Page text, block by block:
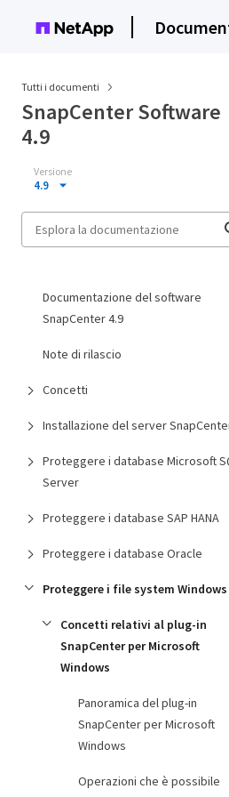
Tutti i documenti
SnapCenter Software
4.9
Versione
4.9
Documentazione del software
SnapCenter 4.9
Note di rilascio
Concetti
Installazione del server
Proteggere i database Microsoft
Server
Proteggere i database SAP HANA
Proteggere i database Oracle
Proteggere i file system Windows
Concetti relativi al plug-in
SnapCenter per Microsoft
Windows
Panoramica del plug-in
SnapCenter per Microsoft
Windows
Operazioni che è possibile